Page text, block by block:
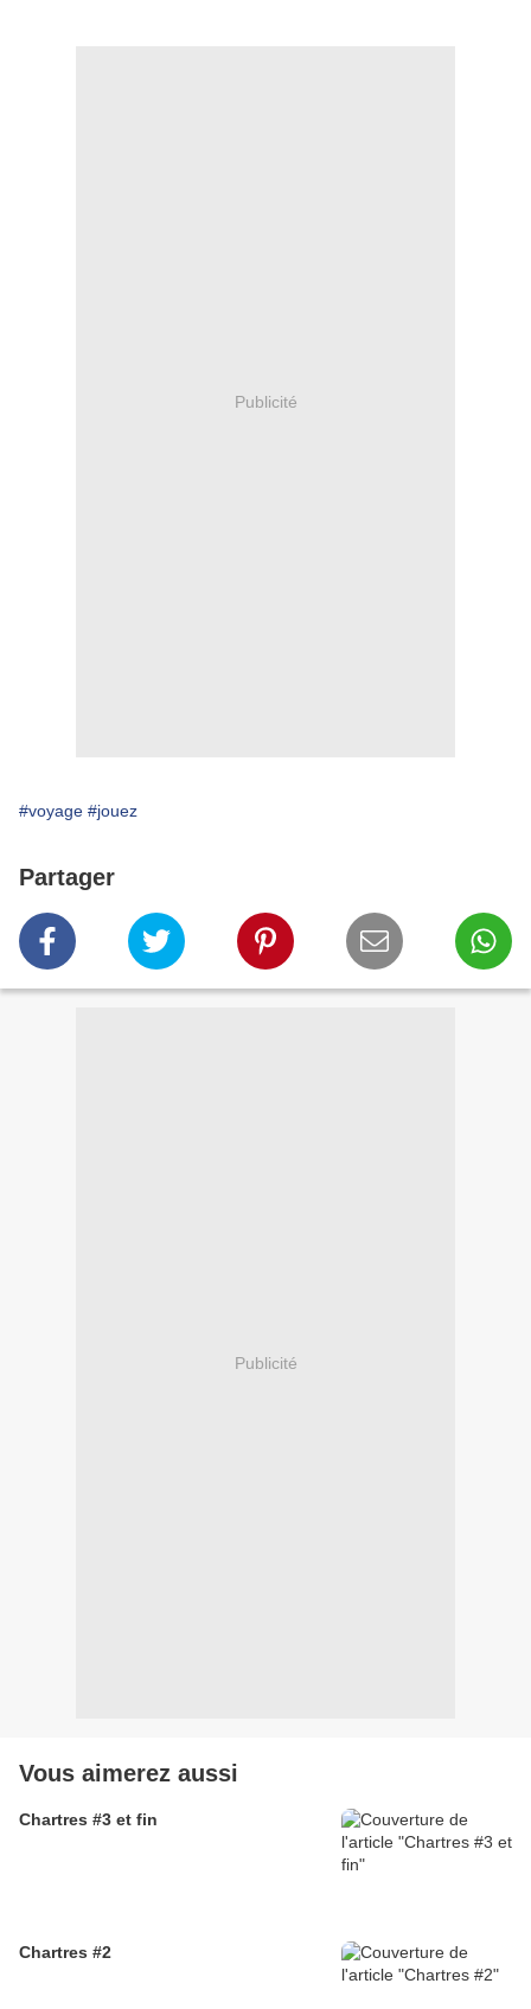
Publicité
#voyage #jouez
Partager
Publicité
Vous aimerez aussi
Chartres #3 et fin
Chartres #2